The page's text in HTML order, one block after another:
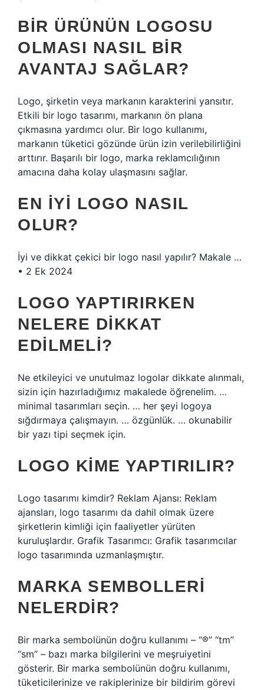
BIR ÜRÜNÜN LOGOSU
OLMASI NASIL BIR
AVANTAJ SAĞLAR?
Logo, şirketin veya markanın karakterini yansıtır.
Etkili bir logo tasarımı, markanın ön plana
çıkmasına yardımcı olur. Bir logo kullanımı,
markanın tüketici gözünde ürün izin verilebilirliğini
arttırır. Başarılı bir logo, marka reklamcılığının
amacına daha kolay ulaşmasını sağlar.
EN IYI LOGO NASIL
OLUR?
İyi ve dikkat çekici bir logo nasıl yapılır? Makale …
• 2 Ek 2024
LOGO YAPTIRIRKEN
NELERE DIKKAT
EDILMELI?
Ne etkileyici ve unutulmaz logolar dikkate alınmalı,
sizin için hazırladığımız makalede öğrenelim. …
minimal tasarımları seçin. … her şeyi logoya
sığdırmaya çalışmayın. … özgünlük. … okunabilir
bir yazı tipi seçmek için.
LOGO KIME YAPTIRILIR?
Logo tasarımı kimdir? Reklam Ajansı: Reklam
ajansları, logo tasarımı da dahil olmak üzere
şirketlerin kimliği için faaliyetler yürüten
kuruluşlardır. Grafik Tasarımcı: Grafik tasarımcılar
logo tasarımında uzmanlaşmıştır.
MARKA SEMBOLLERI
NELERDIR?
Bir marka sembolünün doğru kullanımı – “®” “tm”
“sm” – bazı marka bilgilerini ve meşruiyetini
gösterir. Bir marka sembolünün doğru kullanımı,
tüketicilerinize ve rakiplerinize bir bildirim görevi